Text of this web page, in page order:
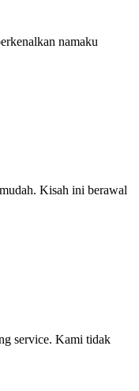
namaku
Kisah ini berawal
service. Kami tidak